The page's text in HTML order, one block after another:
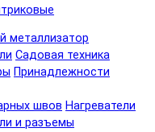
металлизатор
Садовая техника
Принадлежности
швов Нагреватели
и разъемы